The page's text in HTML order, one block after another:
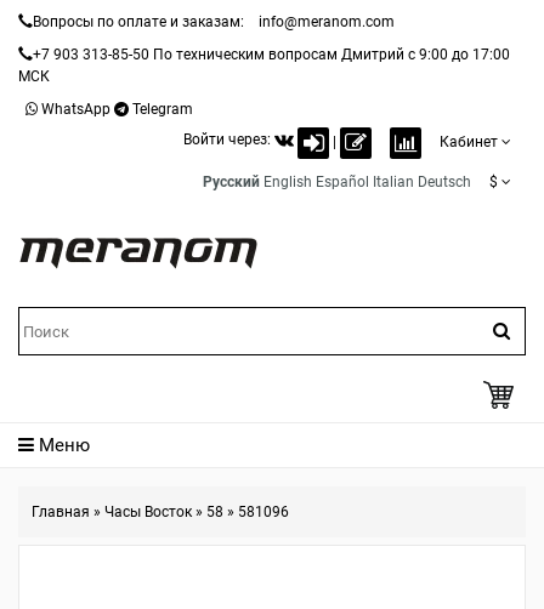
Вопросы по оплате и заказам:
info@meranom.com
+7 903 313-85-50 По техническим вопросам Дмитрий с 9:00 до 17:00
МСК
WhatsApp
Telegram
Войти через:
Кабинет
Русский English Español Italian Deutsch $
Меню
Главная » Часы Восток » 58 » 581096